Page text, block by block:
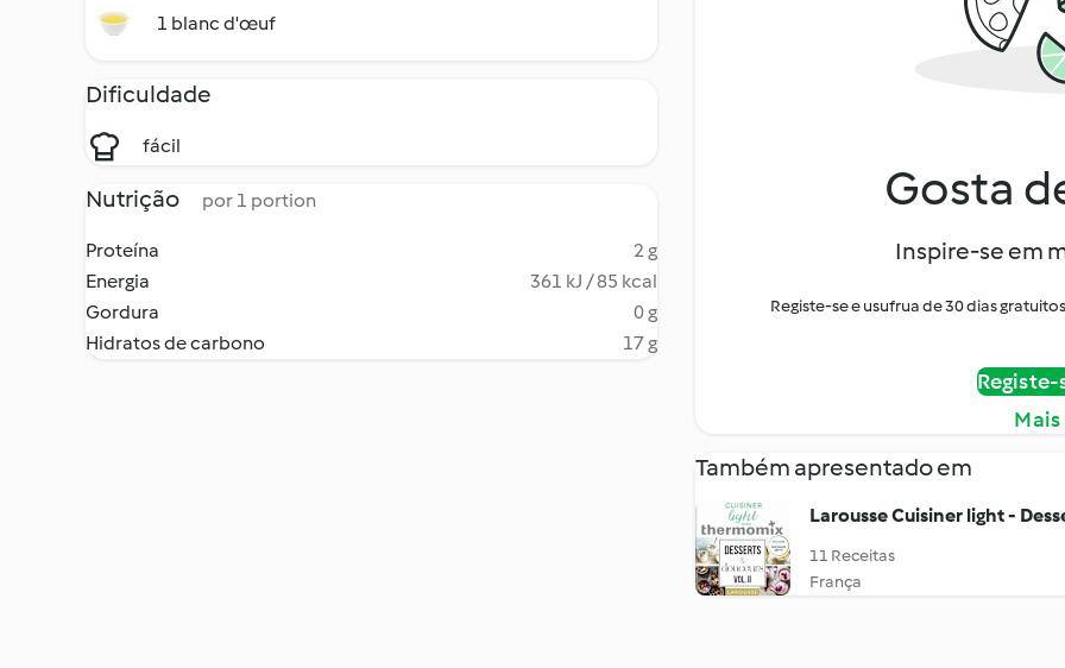
1 blanc d'œuf
Dificuldade
fácil
Nutrição por 1 portion
Proteína
2 g
Energia
361 kJ / 85 kcal
Gordura
0 g
Hidratos de carbono
17 g
Gosta
Inspire-se em
Registe-se e usufrua de 30 dias
Também apresentado em
Larousse Cuisiner light -
11 Receitas
França